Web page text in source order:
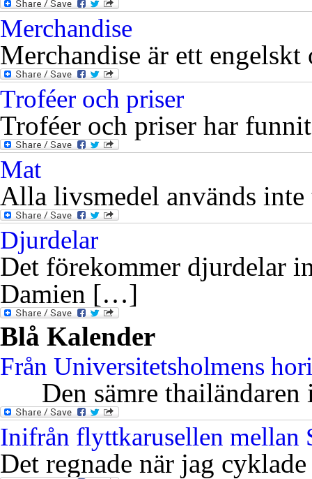
Merchandise
Merchandise är ett
Troféer och priser
Troféer och priser har
Mat
Alla livsmedel används
Djurdelar
Det förekommer djurdelar
Damien […]
Blå Kalender
Från Universitetsholmens
Den sämre thailändaren
Inifrån flyttkarusellen mellan
Det regnade när jag